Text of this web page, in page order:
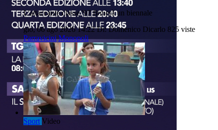
L'attaccante classe '97 firmerà un biennale
gio, 06 ago 2026 14:22 Di: Domenico Dicarlo 825 viste
Parravicini Monopoli
Sport Video